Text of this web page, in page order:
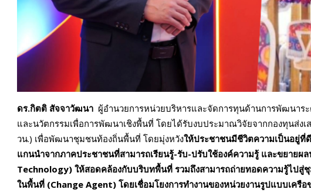
ดร.กิตติ สัจจาวัฒนา ผู้อำนวยการหน่วยบริหารและจัดการทุนด้านการพัฒนา
และนวัตกรรมเพื่อการพัฒนาเชิงพื้นที่ โดยได้รับงบประมาณวิจัยจากกองทุนส่ง
วน.) เพื่อพัฒนาชุมชนท้องถิ่นพื้นที่ โดยมุ่งหวังให้ประชาชนมีชีวิตความเป็นอยู่ที่
แกนนำจากภาคประชาชนที่สามารถเรียนรู้-รับ-ปรับใช้องค์ความรู้ และขยาย
Technology) ให้สอดคล้องกับบริบทพื้นที่ รวมถึงสามารถถ่ายทอดความรู้ไปสู่
ในพื้นที่ (Change Agent) โดยเชื่อมโยงการทำงานของหน่วยงานรูปแบบเครื